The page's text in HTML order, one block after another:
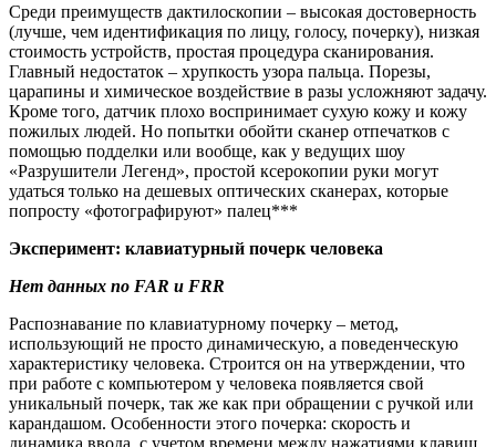
Среди преимуществ дактилоскопии – высокая достоверность
(лучше, чем идентификация по лицу, голосу, почерку), низкая
стоимость устройств, простая процедура сканирования.
Главный недостаток – хрупкость узора пальца. Порезы,
царапины и химическое воздействие в разы усложняют задачу.
Кроме того, датчик плохо воспринимает сухую кожу и кожу
пожилых людей. Но попытки обойти сканер отпечатков с
помощью подделки или вообще, как у ведущих шоу
«Разрушители Легенд», простой ксерокопии руки могут
удаться только на дешевых оптических сканерах, которые
попросту «фотографируют» палец***
Эксперимент: клавиатурный почерк человека
Нет данных по FAR и FRR
Распознавание по клавиатурному почерку – метод,
использующий не просто динамическую, а поведенческую
характеристику человека. Строится он на утверждении, что
при работе с компьютером у человека появляется свой
уникальный почерк, так же как при обращении с ручкой или
карандашом. Особенности этого почерка: скорость и
динамика ввода, с учетом времени между нажатиями клавиш